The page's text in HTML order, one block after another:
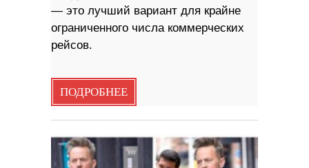
— это лучший вариант для крайне
ограниченного числа коммерческих
рейсов.
ПОДРОБНЕЕ